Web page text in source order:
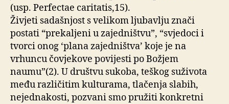
(usp. Perfectae caritatis,15).
Živjeti sadašnjost s velikom ljubavlju znači
postati “prekaljeni u zajedništvu”, “svjedoci i
tvorci onog ‘plana zajedništva’ koje je na
vrhuncu čovjekove povijesti po Božjem
naumu”(2). U društvu sukoba, teškog suživota
među različitim kulturama, tlačenja slabih,
nejednakosti, pozvani smo pružiti konkretni